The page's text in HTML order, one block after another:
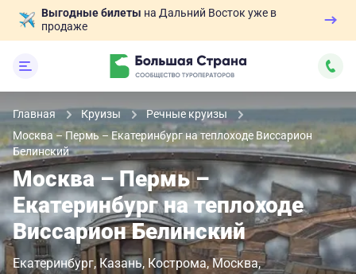
Выгодные билеты на Дальний Восток уже в
продаже
Главная Круизы
Речные круизы
Москва – Пермь – Екатеринбург на теплоходе Виссарион
Белинский
Москва – Пермь –
Екатеринбург на теплоходе
Виссарион Белинский
Екатеринбург Казань Кострома Москва